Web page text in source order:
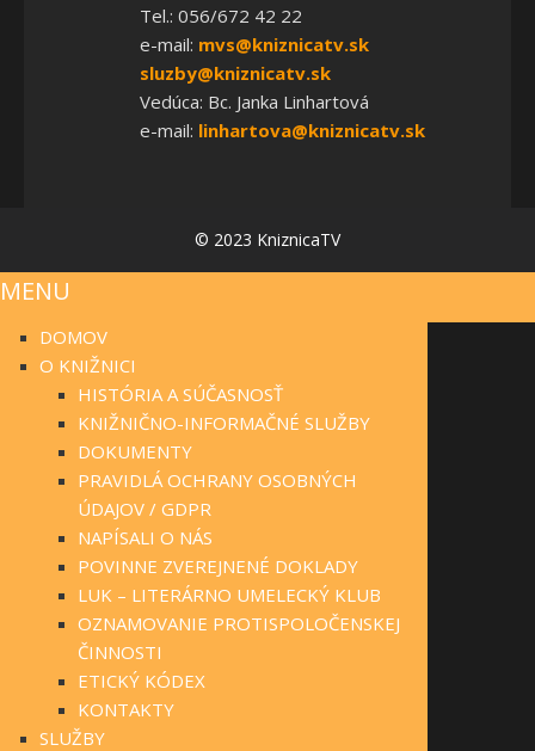
Tel.: 056/672 42 22
e-mail: mvs@kniznicatv.sk
sluzby@kniznicatv.sk
Vedúca: Bc. Janka Linhartová
e-mail: linhartova@kniznicatv.sk
© 2023 KniznicaTV
MENU
DOMOV
O KNIŽNICI
HISTÓRIA A SÚČASNOSŤ
KNIŽNIČNO-INFORMAČNÉ SLUŽBY
DOKUMENTY
PRAVIDLÁ OCHRANY OSOBNÝCH
ÚDAJOV / GDPR
NAPÍSALI O NÁS
POVINNE ZVEREJNENÉ DOKLADY
LUK – LITERÁRNO UMELECKÝ KLUB
OZNAMOVANIE PROTISPOLOČENSKEJ
ČINNOSTI
ETICKÝ KÓDEX
KONTAKTY
SLUŽBY